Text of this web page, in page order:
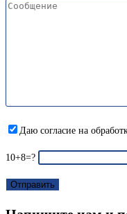
Даю согласие на
10+8=?